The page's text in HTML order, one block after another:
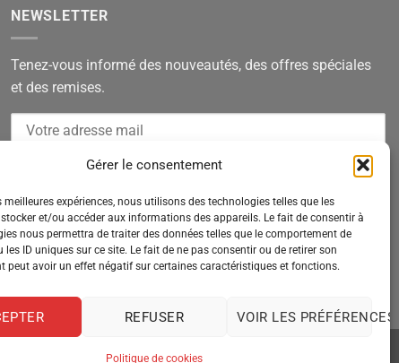
Gérer le consentement
meilleures expériences, nous utilisons des technologies telles que les
et/ou accéder aux informations des appareils. Le fait de consentir à
nous permettra de traiter des données telles que le comportement de
ID uniques sur ce site. Le fait de ne pas consentir ou de retirer son
peut avoir un effet négatif sur certaines caractéristiques et fonctions.
REFUSER VOIR LES PRÉFÉRENCES
Politique de cookies
NEWSLETTER
Tenez-vous informé des nouveautés, des offres spéciales
et des remises.